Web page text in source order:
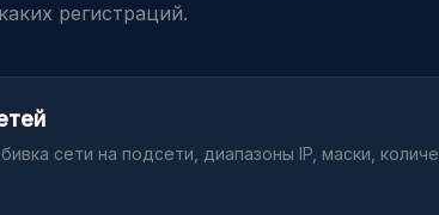
регистраций.
сети на подсети, диапазоны IP, маски,